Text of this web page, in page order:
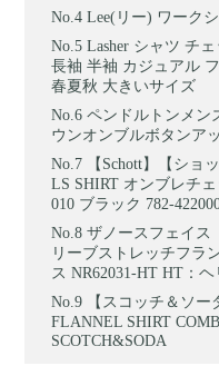
Lee(リー) ワーク
Lasher シャツ チ
長袖 半袖 カジュアル
春夏秋 大きいサイズ
ペンドルトンメン
ウンオンブルボタンア
【Schott】【ショ
LS SHIRT オンブレチ
010 ブラック 782-
ザノースフェイス
リーブストレッチフラ
ス NR62031-HT HT：
【スコッチ＆ソ
FLANNEL SHIRT
SCOTCH&SODA